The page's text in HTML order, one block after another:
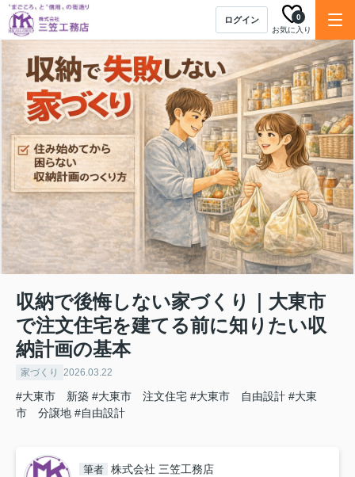
ログイン
お気に入り
0
収納で後悔しない家づくり｜大東市
で注文住宅を建てる前に知りたい収
納計画の基本
家づくり 2026.03.22
#大東市 新築 #大東市 注文住宅 #大東市 自由設計 #大東
市 分譲地 #自由設計
筆者 株式会社 三笠工務店